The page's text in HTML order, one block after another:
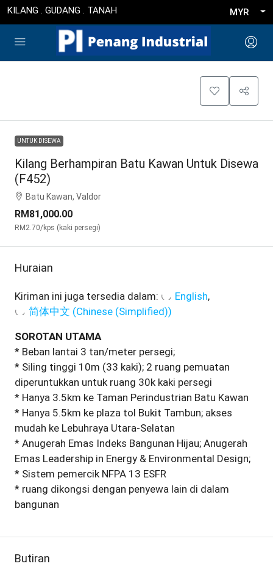
KILANG . GUDANG . TANAH MYR
UNTUK DISEWA
Kilang Berhampiran Batu Kawan Untuk Disewa
(F452)
Batu Kawan, Valdor
RM81,000.00
RM2.70/kps (kaki persegi)
Huraian
Kiriman ini juga tersedia dalam:
English
简体中文 (Chinese (Simplified))
SOROTAN UTAMA
* Beban lantai 3 tan/meter persegi;
* Siling tinggi 10m (33 kaki); 2 ruang pemuatan
diperuntukkan untuk ruang 30k kaki persegi
* Hanya 3.5km ke Taman Perindustrian Batu Kawan
* Hanya 5.5km ke plaza tol Bukit Tambun; akses
mudah ke Lebuhraya Utara-Selatan
* Anugerah Emas Indeks Bangunan Hijau; Anugerah
Emas Leadership in Energy & Environmental Design;
* Sistem pemercik NFPA 13 ESFR
* ruang dikongsi dengan penyewa lain di dalam
bangunan
Butiran